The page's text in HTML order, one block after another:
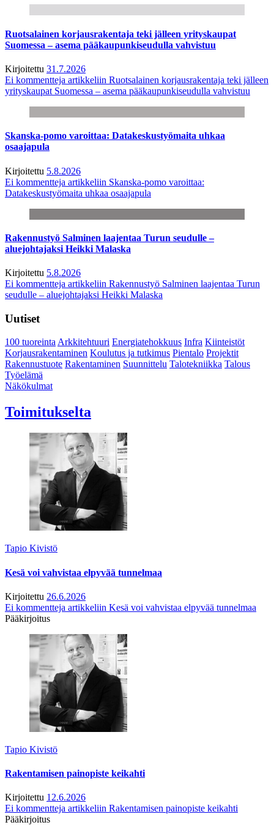
Ruotsalainen korjausrakentaja teki jälleen yrityskaupat
Suomessa – asema pääkaupunkiseudulla vahvistuu
Kirjoitettu 31.7.2026
Ei kommentteja artikkeliin Ruotsalainen korjausrakentaja teki jälleen
yrityskaupat Suomessa – asema pääkaupunkiseudulla vahvistuu
Skanska-pomo varoittaa: Datakeskustyömaita uhkaa
osaajapula
Kirjoitettu 5.8.2026
Ei kommentteja artikkeliin Skanska-pomo varoittaa:
Datakeskustyömaita uhkaa osaajapula
Rakennustyö Salminen laajentaa Turun seudulle –
aluejohtajaksi Heikki Malaska
Kirjoitettu 5.8.2026
Ei kommentteja artikkeliin Rakennustyö Salminen laajentaa Turun
seudulle – aluejohtajaksi Heikki Malaska
Uutiset
100 tuoreintaArkkitehtuuri Energiatehokkuus Infra Kiinteistöt
Korjausrakentaminen Koulutus ja tutkimus Pientalo Projektit
Rakennustuote Rakentaminen Suunnittelu Talotekniikka Talous
Työelämä
Näkökulmat
Toimitukselta
Tapio Kivistö
Kesä voi vahvistaa elpyvää tunnelmaa
Kirjoitettu 26.6.2026
Ei kommentteja artikkeliin Kesä voi vahvistaa elpyvää tunnelmaa
Pääkirjoitus
Tapio Kivistö
Rakentamisen painopiste keikahti
Kirjoitettu 12.6.2026
Ei kommentteja artikkeliin Rakentamisen painopiste keikahti
Pääkirjoitus